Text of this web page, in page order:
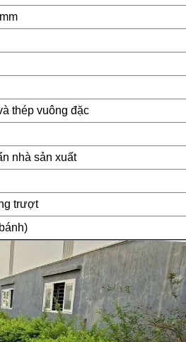
thép vuông đặc
nhà sản xuất
trượt